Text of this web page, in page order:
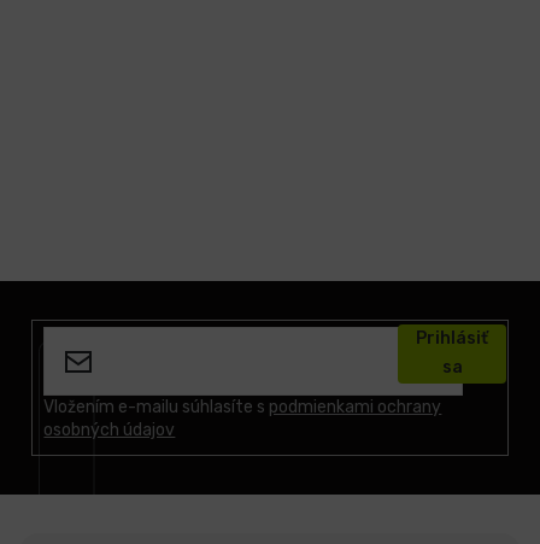
Vložením e-mailu súhlasíte s podmienkami ochrany
osobných údajov
Prihlásiť
sa